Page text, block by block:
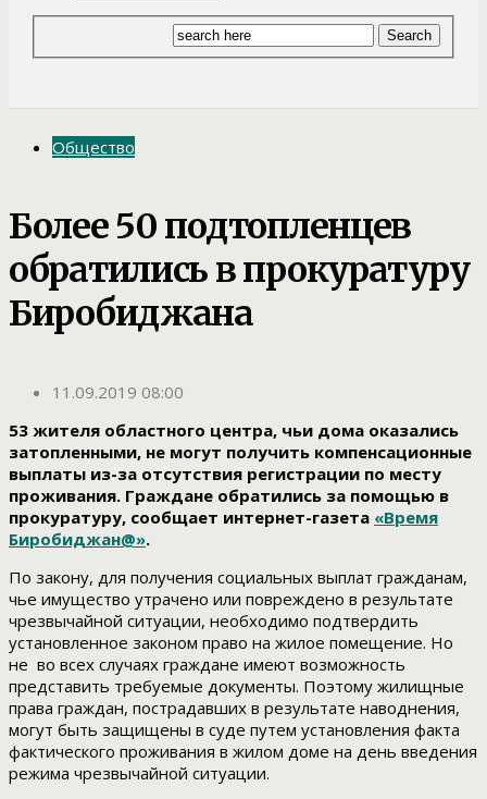
Общество
Более 50 подтопленцев
обратились в прокуратуру
Биробиджана
11.09.2019 08:00
53 жителя областного центра, чьи дома оказались
затопленными, не могут получить компенсационные
выплаты из-за отсутствия регистрации по месту
проживания. Граждане обратились за помощью в
прокуратуру, сообщает интернет-газета «Время
Биробиджан@».
По закону, для получения социальных выплат гражданам,
чье имущество утрачено или повреждено в результате
чрезвычайной ситуации, необходимо подтвердить
установленное законом право на жилое помещение. Но
не во всех случаях граждане имеют возможность
представить требуемые документы. Поэтому жилищные
права граждан, пострадавших в результате наводнения,
могут быть защищены в суде путем установления факта
фактического проживания в жилом доме на день введения
режима чрезвычайной ситуации.